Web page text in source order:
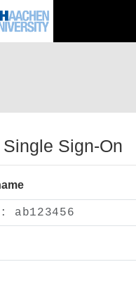
Sign-On